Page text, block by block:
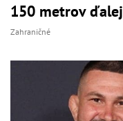
150 metrov ďalej
Zahraničné